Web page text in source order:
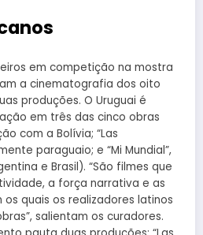
em competição na mostra
a cinematografia dos oito
produções. O Uruguai é
em três das cinco obras
com a Bolívia; “Las
paraguaio; e “Mi Mundial”,
e Brasil). “São filmes que
a força narrativa e as
quais os realizadores latinos
salientam os curadores.